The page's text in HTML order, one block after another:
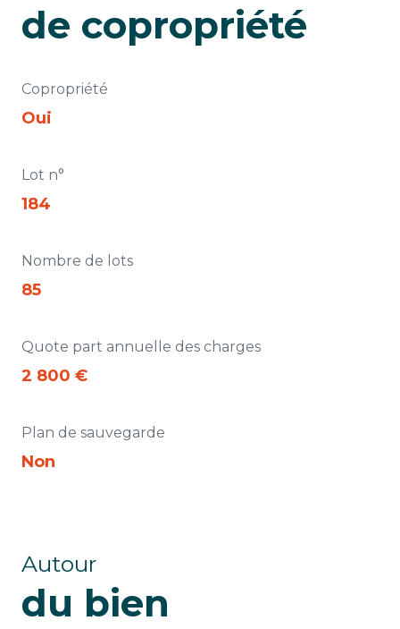
de copropriété
Copropriété
Oui
Lot n°
184
Nombre de lots
85
Quote part annuelle des charges
2 800 €
Plan de sauvegarde
Non
Autour
du bien